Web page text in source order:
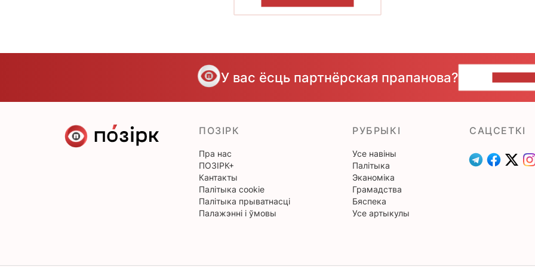
У вас ёсць партнёрская прапанова?
ПОЗІРК
Пра нас
ПОЗІРК+
Кантакты
Палітыка cookie
Палітыка прыватнасці
Палажэнні і ўмовы
РУБРЫКІ
Усе навіны
Палітыка
Эканоміка
Грамадства
Бяспека
Усе артыкулы
САЦСЕТКІ